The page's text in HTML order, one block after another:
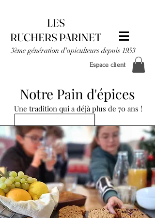
LES
RUCHERS PARINET
3ème génération d'apiculteurs depuis 1953
Espace client
Notre Pain d'épices
Une tradition qui a déjà plus de 70 ans !